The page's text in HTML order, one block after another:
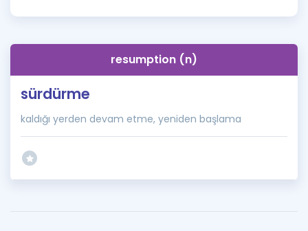
İngilizce Gramerresumption (n)
sürdürme
kaldığı yerden devam etme, yeniden başlama